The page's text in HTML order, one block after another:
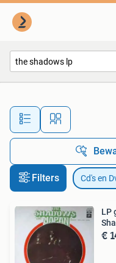
Filters Cd's en
LP
€